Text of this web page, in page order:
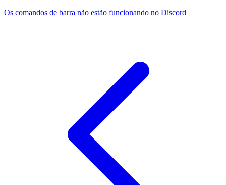
Os comandos de barra não estão funcionando no Discord